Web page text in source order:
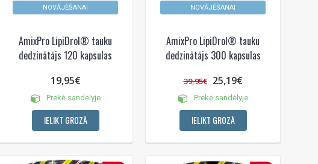
NOVĀJĒŠANAI
AmixPro LipiDrol® tauku
dedzinātājs 120 kapsulas
19,95€
Prekė sandėlyje
IELIKT GROZĀ
NOVĀJĒŠANAI
AmixPro LipiDrol® tauku
dedzinātājs 300 kapsulas
39,95€ 25,19€
Prekė sandėlyje
IELIKT GROZĀ